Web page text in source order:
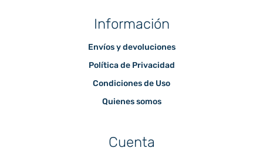
Información
Envíos y devoluciones
Política de Privacidad
Condiciones de Uso
Quienes somos
Cuenta